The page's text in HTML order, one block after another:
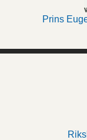
Prins